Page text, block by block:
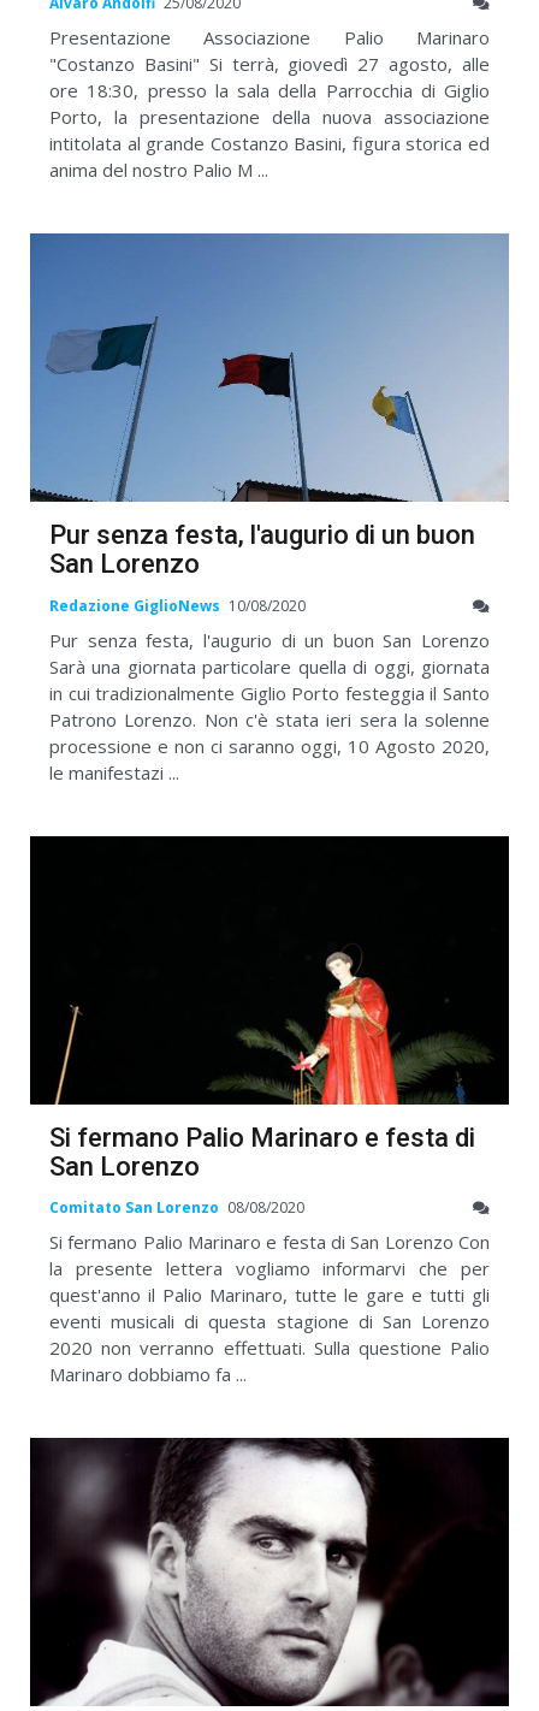
Presentazione Associazione Palio Marinaro
"Costanzo Basini" Si terrà, giovedì 27 agosto, alle
ore 18:30, presso la sala della Parrocchia di Giglio
Porto, la presentazione della nuova associazione
intitolata al grande Costanzo Basini, figura storica ed
anima del nostro Palio M ...
Pur senza festa, l'augurio di un buon
San Lorenzo
Redazione GiglioNews 10/08/2020
Pur senza festa, l'augurio di un buon San Lorenzo
Sarà una giornata particolare quella di oggi, giornata
in cui tradizionalmente Giglio Porto festeggia il Santo
Patrono Lorenzo. Non c'è stata ieri sera la solenne
processione e non ci saranno oggi, 10 Agosto 2020,
le manifestazi ...
Si fermano Palio Marinaro e festa di
San Lorenzo
Comitato San Lorenzo 08/08/2020
Si fermano Palio Marinaro e festa di San Lorenzo Con
la presente lettera vogliamo informarvi che per
quest'anno il Palio Marinaro, tutte le gare e tutti gli
eventi musicali di questa stagione di San Lorenzo
2020 non verranno effettuati. Sulla questione Palio
Marinaro dobbiamo fa ...